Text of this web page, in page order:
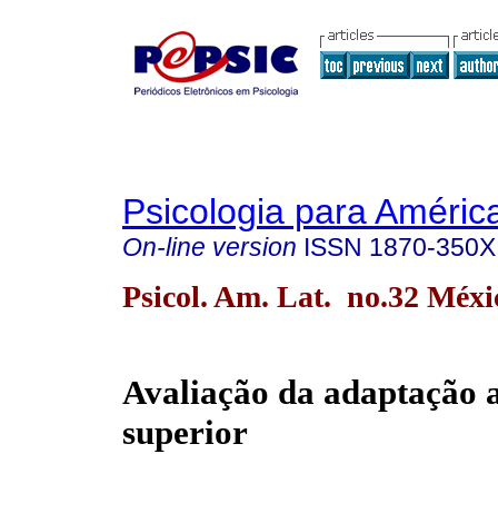
Psicologia para
On-line version ISSN 1870-350X
Psicol. Am. Lat. no.32
Avaliação da adaptação
superior